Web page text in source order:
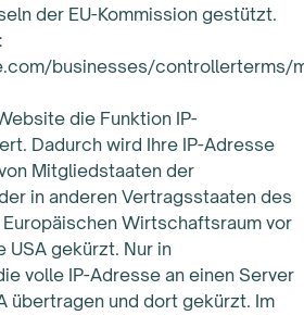
der EU-Kommission gestützt.
businesses/controllerterms/
die Funktion IP-
Dadurch wird Ihre IP-Adresse
Mitgliedstaaten der
in anderen Vertragsstaaten des
Wirtschaftsraum vor
USA gekürzt. Nur in
volle IP-Adresse an einen Server
übertragen und dort gekürzt. Im